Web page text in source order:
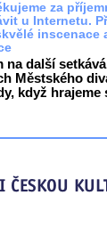
za
u Internetu.
inscenace
na další
Městského
když hrajeme